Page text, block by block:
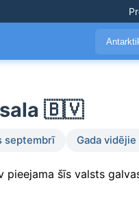
sala 🇧🇻
septembrī Gada
šīs valsts